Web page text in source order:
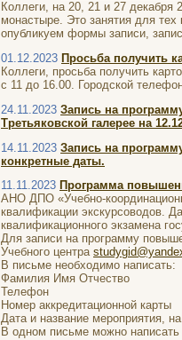
Коллеги, на 20, 21 и 27
монастыре. Это занятия для
опубликуем формы записи,
01.12.2023 Просьба получить
Коллеги, просьба получить
с 11 до 16.00. Городской
24.11.2023 Запись на
Третьяковской галерее на
14.11.2023 Запись на
конкретные даты.
11.11.2023 Программа
АНО ДПО «Учебно-
квалификации экскурсоводов.
квалификационного экзамена
Для записи на программу
Учебного центра
В письме необходимо написать:
Фамилия Имя Отчество
Телефон
Номер аккредитационной карты
Дата и название мероприятия,
В одном письме можно написать